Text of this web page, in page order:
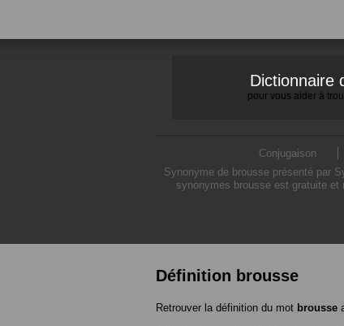
Dictionnaire
pour vous aider à
Conjugaison
Synonyme de brousse présenté par
synonymes brousse est gratuite
Définition brousse
Retrouver la définition du mot brousse